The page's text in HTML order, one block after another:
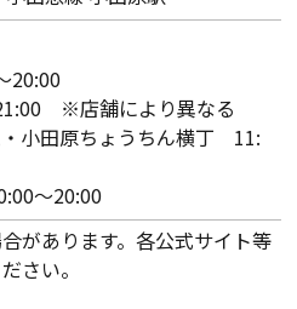
20:00
※店舗により異なる
小田原ちょうちん横丁 11:
～20:00
があります。各公式サイト等
さい。